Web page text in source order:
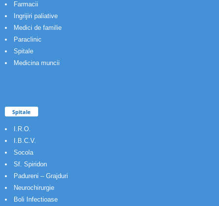
Farmacii
Ingrijiri paliative
Medici de familie
Paraclinic
Spitale
Medicina muncii
Spitale
I.R.O.
I.B.C.V.
Socola
Sf. Spiridon
Padureni – Grajduri
Neurochirurgie
Boli Infectioase